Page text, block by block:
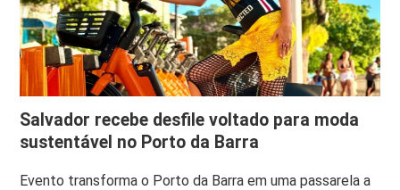
Salvador recebe desfile voltado para moda
sustentável no Porto da Barra
Evento transforma o Porto da Barra em uma passarela a